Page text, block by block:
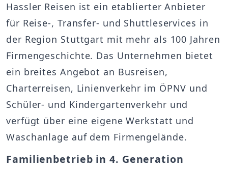
Hassler Reisen ist ein etablierter Anbieter
für Reise-, Transfer- und Shuttleservices in
der Region Stuttgart mit mehr als 100 Jahren
Firmengeschichte. Das Unternehmen bietet
ein breites Angebot an Busreisen,
Charterreisen, Linienverkehr im ÖPNV und
Schüler- und Kindergartenverkehr und
verfügt über eine eigene Werkstatt und
Waschanlage auf dem Firmengelände.
Familienbetrieb in 4. Generation